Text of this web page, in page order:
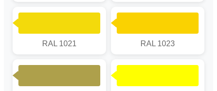
RAL 1021 RAL 1023